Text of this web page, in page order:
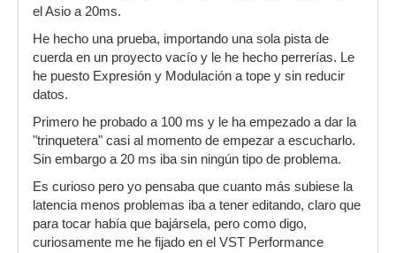
el Asio a 20ms.
He hecho una prueba, importando una sola pista de
cuerda en un proyecto vacío y le he hecho perrerías. Le
he puesto Expresión y Modulación a tope y sin reducir
datos.
Primero he probado a 100 ms y le ha empezado a dar la
"trinquetera" casi al momento de empezar a escucharlo.
Sin embargo a 20 ms iba sin ningún tipo de problema.
Es curioso pero yo pensaba que cuanto más subiese la
latencia menos problemas iba a tener editando, claro que
para tocar había que bajársela, pero como digo,
curiosamente me he fijado en el VST Performance